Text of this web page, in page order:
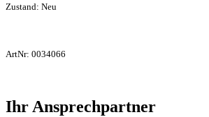
Zustand: Neu
ArtNr: 0034066
Ihr Ansprechpartner